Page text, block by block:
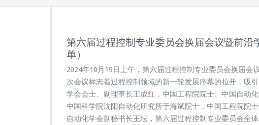
第六届过程控制专业委员会换届会议暨前沿
单）
2024年10月19日上午，第六届过程控制专业委员会换届
次会议标志着过程控制领域的新一轮发展序幕的拉开，吸
学会会士、副理事长王成红，中国工程院院士、中国自动
中国科学院沈阳自动化研究所于海斌院士，中国工程院院
自动化学会副秘书长王坛，第六届过程控制专业委员会全